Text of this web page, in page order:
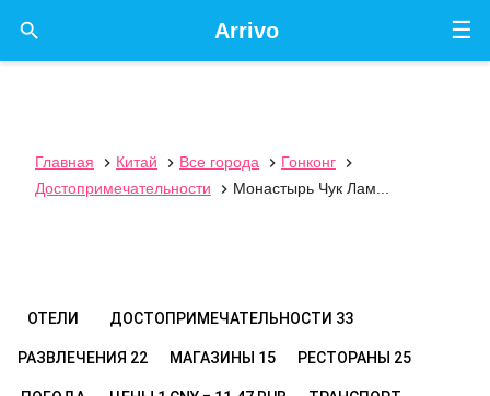
☰
Arrivo

Главная  Китай  Все города  Гонконг

Достопримечательности
 Монастырь Чук Лам...
ОТЕЛИ ДОСТОПРИМЕЧАТЕЛЬНОСТИ 33
РАЗВЛЕЧЕНИЯ 22 МАГАЗИНЫ 15 РЕСТОРАНЫ 25